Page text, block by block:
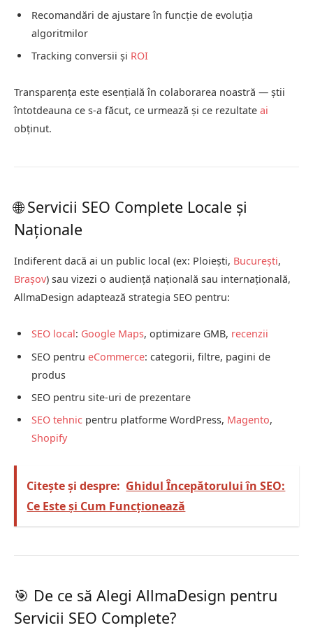
Recomandări de ajustare în funcție de evoluția
algoritmilor
Tracking conversii și ROI
Transparența este esențială în colaborarea noastră — știi
întotdeauna ce s-a făcut, ce urmează și ce rezultate ai
obținut.
🌐 Servicii SEO Complete Locale și
Naționale
Indiferent dacă ai un public local (ex: Ploiești, București,
Brașov) sau vizezi o audiență națională sau internațională,
AllmaDesign adaptează strategia SEO pentru:
SEO local: Google Maps, optimizare GMB, recenzii
SEO pentru eCommerce: categorii, filtre, pagini de
produs
SEO pentru site-uri de prezentare
SEO tehnic pentru platforme WordPress, Magento,
Shopify
Citește și despre: Ghidul Începătorului în SEO:
Ce Este și Cum Funcționează
🎯 De ce să Alegi AllmaDesign pentru
Servicii SEO Complete?